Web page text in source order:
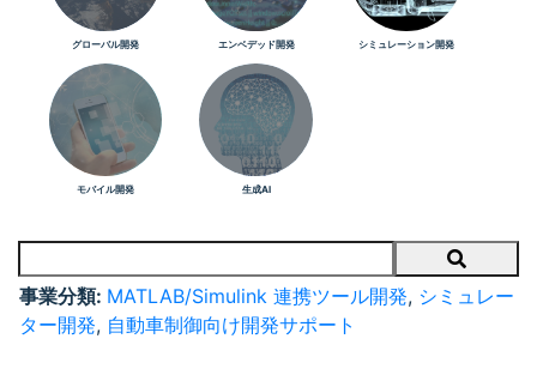
グローバル開発 エンベデッド開発 シミュレーション開発
モバイル開発 生成AI
Search
事業分類: MATLAB/Simulink 連携ツール開発, シミュレー
ター開発, 自動車制御向け開発サポート